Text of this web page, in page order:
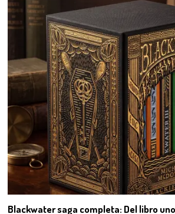
Blackwater saga completa: Del libro